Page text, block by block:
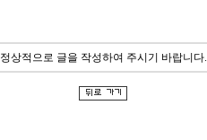
정상적으로 글을 작성하여 주시기 바랍니다.